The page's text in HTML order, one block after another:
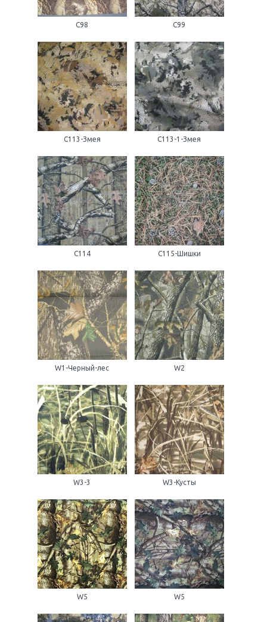
С98 С99
С113-Змея С113-1-Змея
С114 С115-Шишки
W1-Черный-лес W2
W3-3 W3-Кусты
W5 W5